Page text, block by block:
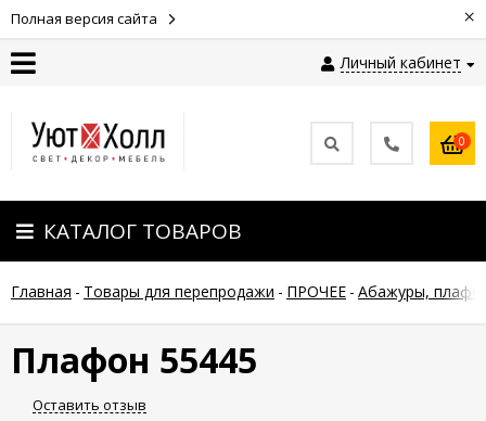
Полная версия сайта ×
Личный кабинет
Оплата
Доставка
Гарантия
возврат
Новости
0
КАТАЛОГ ТОВАРОВ
Главная - Товары для перепродажи - ПРОЧЕЕ - Абажуры,
Плафон 55445
Оставить отзыв